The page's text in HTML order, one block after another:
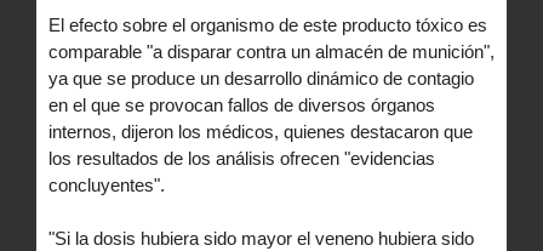
El efecto sobre el organismo de este producto tóxico es
comparable "a disparar contra un almacén de munición",
ya que se produce un desarrollo dinámico de contagio
en el que se provocan fallos de diversos órganos
internos, dijeron los médicos, quienes destacaron que
los resultados de los análisis ofrecen "evidencias
concluyentes".
"Si la dosis hubiera sido mayor el veneno hubiera sido